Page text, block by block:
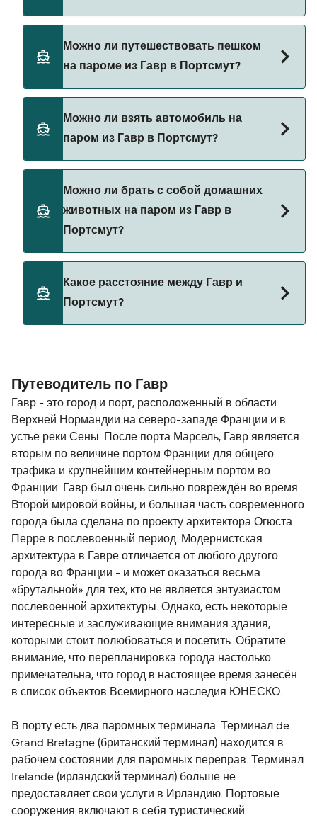
наш поиск сделок и посетите нашу страницу
предложений, чтобы увидеть последние акции
на паромы.
Можно ли путешествовать пешком
на пароме из Гавр в Портсмут?
пароме из Гавр в Портсмут с
Можно ли взять автомобиль на
паром из Гавр в Портсмут?
автомобилем из Гавр в Портсмут с
Brittany Ferries
Можно ли брать с собой домашних
животных на паром из Гавр в
Портсмут?
борт парома. Возможно, вам понадобится
паспорт для питомца. Пожалуйста, ознакомьтесь
с правилами перевозки животных у операторов
Brittany Ferries
Какое расстояние между Гавр и
Портсмут?
Путеводитель по Гавр
Гавр - это город и порт, расположенный в области
Верхней Нормандии на северо-западе Франции и в
устье реки Сены. После порта Марсель, Гавр является
вторым по величине портом Франции для общего
трафика и крупнейшим контейнерным портом во
Франции. Гавр был очень сильно повреждён во время
Второй мировой войны, и большая часть современного
города была сделана по проекту архитектора Огюста
Перре в послевоенный период. Модернистская
архитектура в Гавре отличается от любого другого
города во Франции - и может оказаться весьма
«брутальной» для тех, кто не является энтузиастом
послевоенной архитектуры. Однако, есть некоторые
интересные и заслуживающие внимания здания,
которыми стоит полюбоваться и посетить. Обратите
внимание, что перепланировка города настолько
примечательна, что город в настоящее время занесён
в список объектов Всемирного наследия ЮНЕСКО.
В порту есть два паромных терминала. Терминал de
Grand Bretagne (британский терминал) находится в
рабочем состоянии для паромных переправ. Терминал
Irelande (ирландский терминал) больше не
предоставляет свои услуги в Ирландию. Портовые
сооружения включают в себя туристический